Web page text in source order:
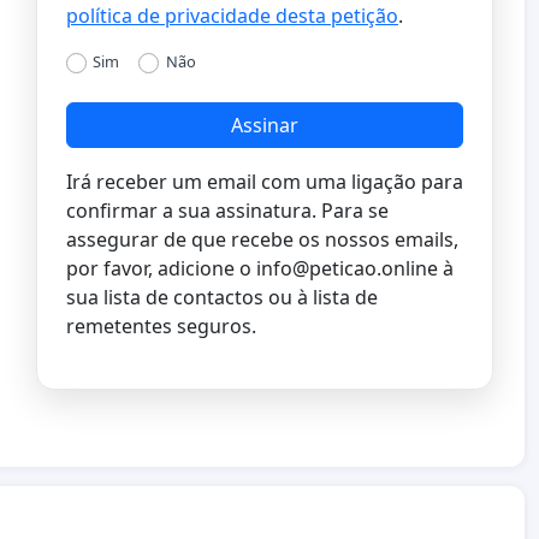
política de privacidade desta petição.
Sim Não
Assinar
Irá receber um email com uma ligação para
confirmar a sua assinatura. Para se
assegurar de que recebe os nossos emails,
por favor, adicione o info@peticao.onlineà
sua lista de contactos ou à lista de
remetentes seguros.